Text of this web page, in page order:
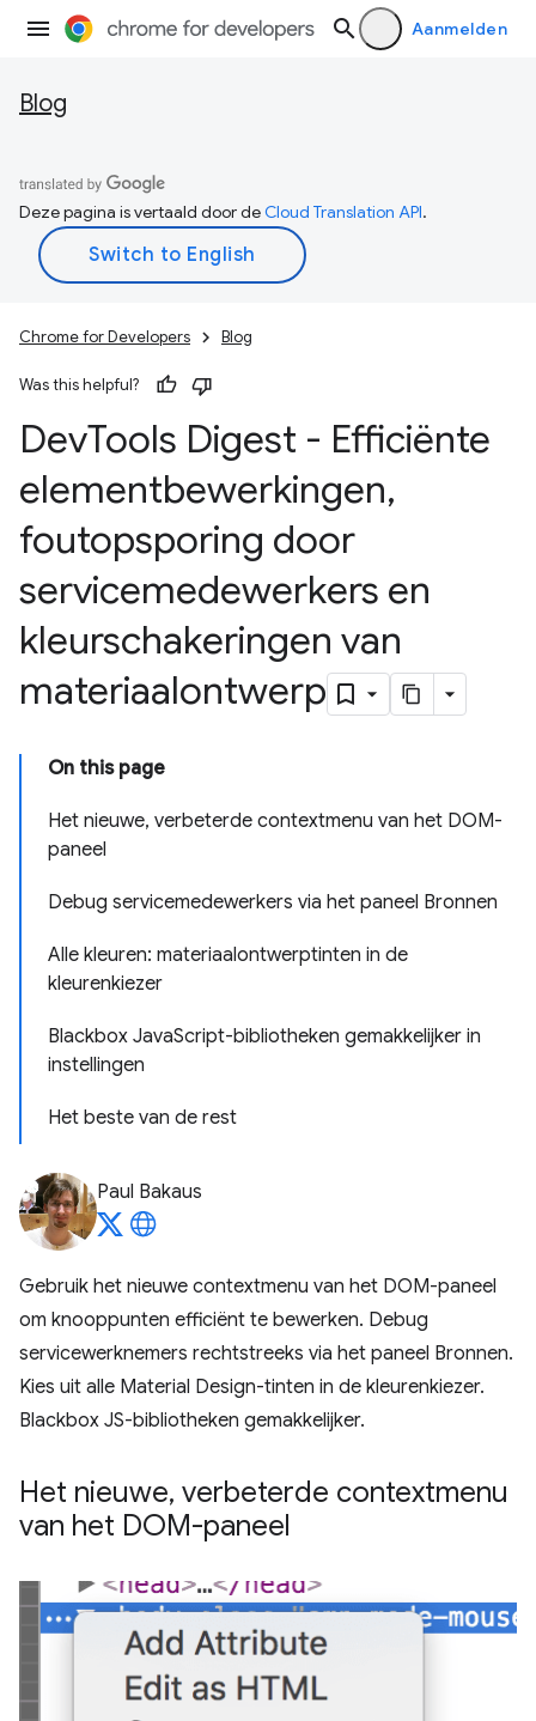
Aanmelden
Blog
Deze pagina is vertaald door deCloud Translation API.
Chrome for Developers Blog
Was this helpful?
DevTools Digest - Efficiënte
elementbewerkingen,
foutopsporing door
servicemedewerkers en
kleurschakeringen van
materiaalontwerp
On this page
Het nieuwe, verbeterde contextmenu van het DOM-
paneel
Debug servicemedewerkers via het paneel Bronnen
Alle kleuren: materiaalontwerptinten in de
kleurenkiezer
Blackbox JavaScript-bibliotheken gemakkelijker in
instellingen
Het beste van de rest
Paul Bakaus
Gebruik het nieuwe contextmenu van het DOM-paneel
om knooppunten efficiënt te bewerken. Debug
servicewerknemers rechtstreeks via het paneel Bronnen.
Kies uit alle Material Design-tinten in de kleurenkiezer.
Blackbox JS-bibliotheken gemakkelijker.
Het nieuwe, verbeterde contextmenu
van het DOM-paneel